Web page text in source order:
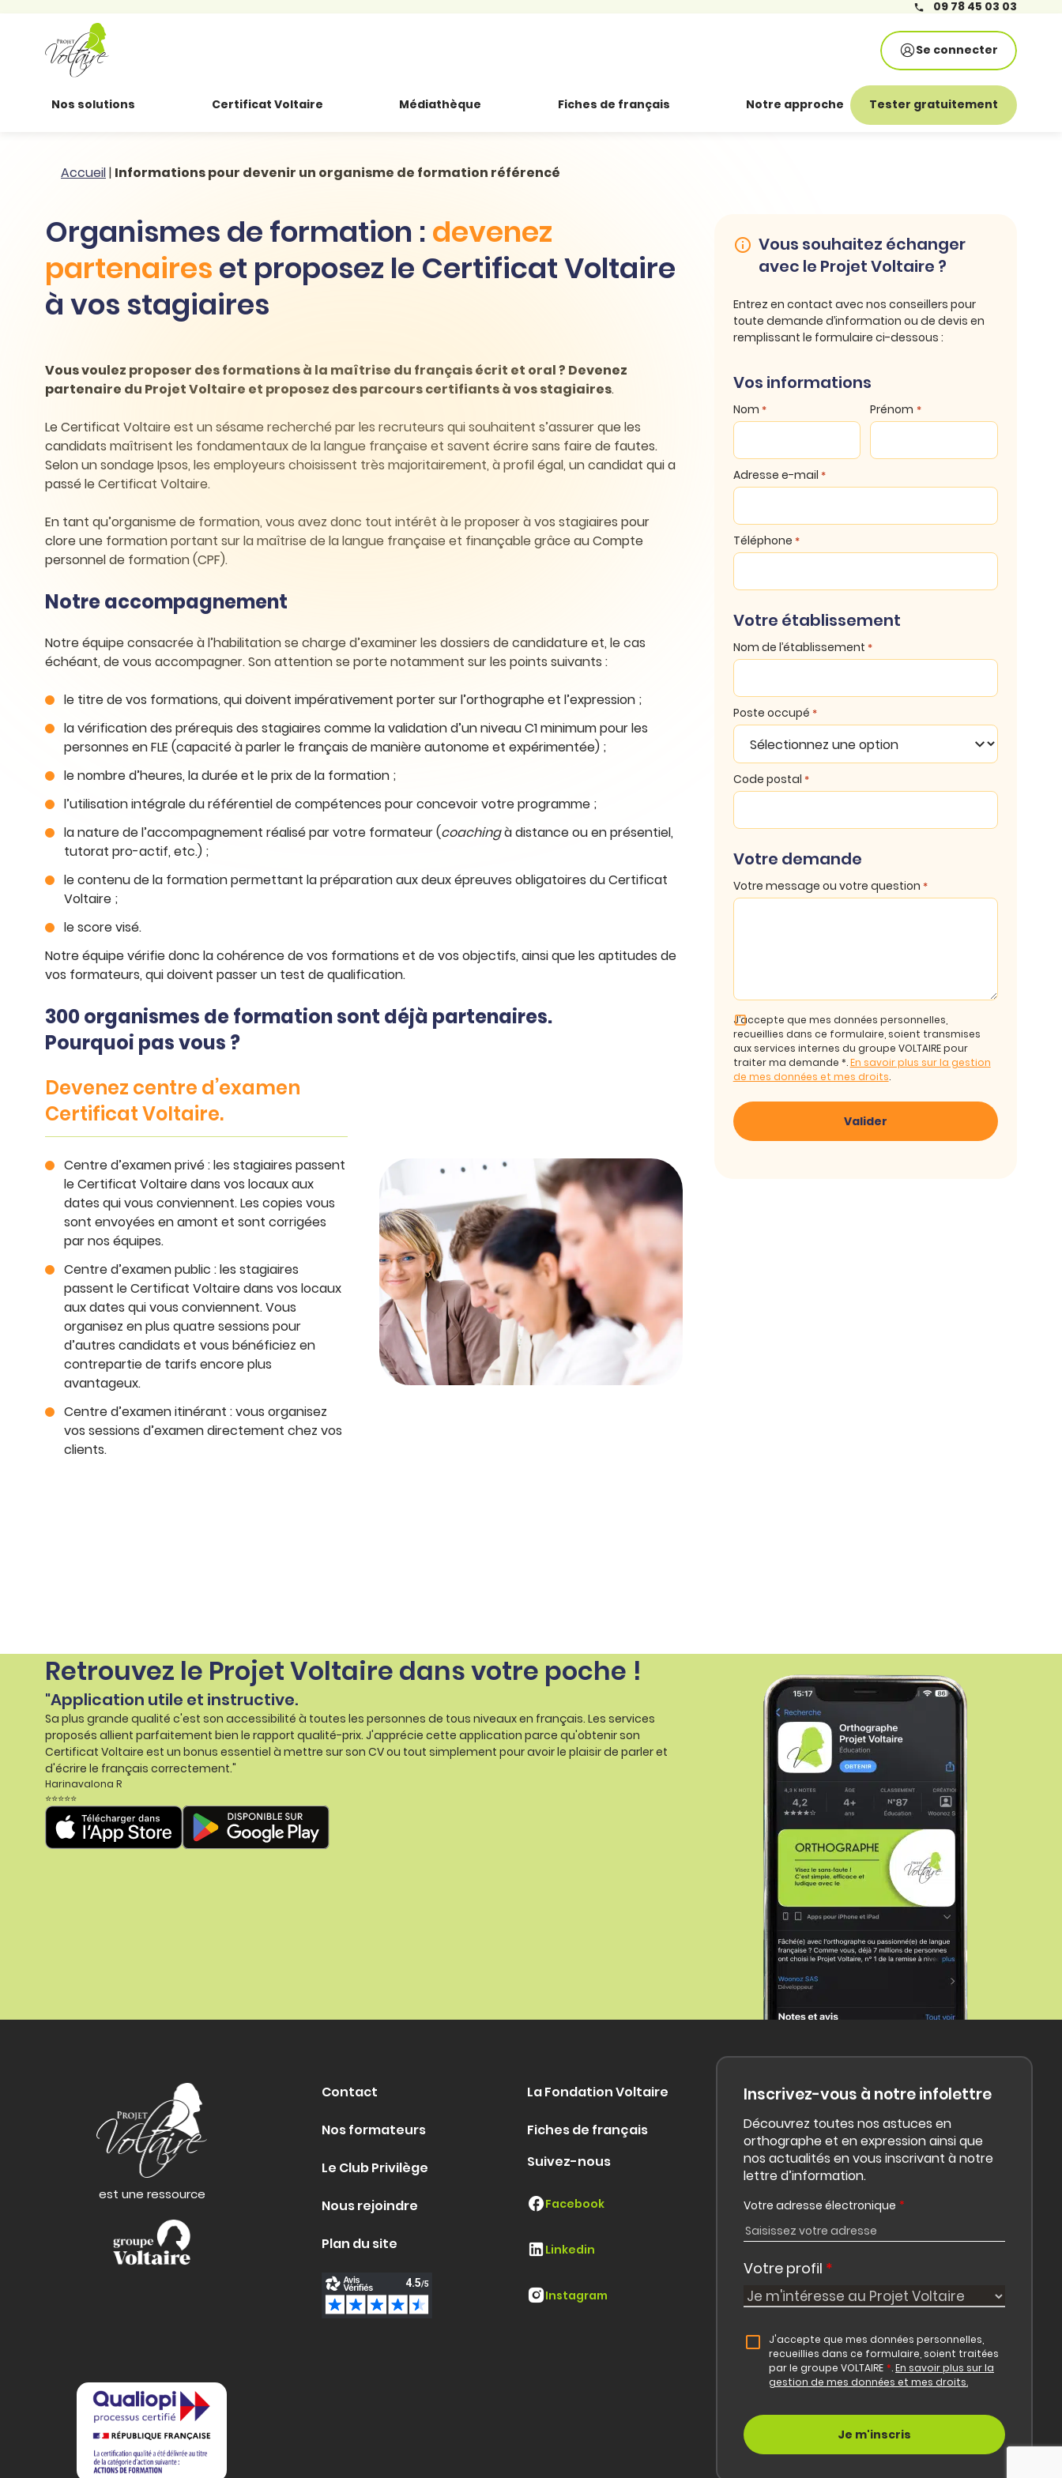
09 78 45 03 03
Se connecter
Nos solutions
Particuliers
Secteur public
Éducation
Organismes de
Certifier ses compétences
Évaluer le niveau de ses
Certificat Voltaire Médiathèque
Toutes nos
Améliorer son
français
professionnel
Animer une classe
Accompagner ses
salariés
française
Découvrir nos
ouvrages
Témoignages
Fiches de français
Conjugaison
Règle
d’orthographe
Syntaxe
Notre approche Tester gratuitement
Accueil| Informations pour devenir un organisme de formation référencé
Organismes de formation :devenez
partenaireset proposez le Certificat Voltaire
à vos stagiaires
Vous voulez proposer des formations à la maîtrise du français écrit et oral ? Devenez
partenaire du Projet Voltaire et proposez des parcours certifiants à vos stagiaires.
Le Certificat Voltaire est un sésame recherché par les recruteurs qui souhaitent s’assurer que les
candidats maîtrisent les fondamentaux de la langue française et savent écrire sans faire de fautes.
Selon un sondage Ipsos, les employeurs choisissent très majoritairement, à profil égal, un candidat qui a
passé le Certificat Voltaire.
En tant qu’organisme de formation, vous avez donc tout intérêt à le proposer à vos stagiaires pour
clore une formation portant sur la maîtrise de la langue française et finançable grâce au Compte
personnel de formation (CPF).
Notre accompagnement
Notre équipe consacrée à l’habilitation se charge d’examiner les dossiers de candidature et, le cas
échéant, de vous accompagner. Son attention se porte notamment sur les points suivants :
le titre de vos formations, qui doivent impérativement porter sur l’orthographe et l’expression ;
la vérification des prérequis des stagiaires comme la validation d’un niveau C1 minimum pour les
personnes en FLE (capacité à parler le français de manière autonome et expérimentée) ;
le nombre d’heures, la durée et le prix de la formation ;
l’utilisation intégrale du référentiel de compétences pour concevoir votre programme ;
la nature de l’accompagnement réalisé par votre formateur (coachingà distance ou en présentiel,
tutorat pro-actif, etc.) ;
le contenu de la formation permettant la préparation aux deux épreuves obligatoires du Certificat
Voltaire ;
le score visé.
Notre équipe vérifie donc la cohérence de vos formations et de vos objectifs, ainsi que les aptitudes de
vos formateurs, qui doivent passer un test de qualification.
300 organismes de formation sont déjà partenaires.
Pourquoi pas vous ?
Devenez centre d’examen
Certificat Voltaire.
Centre d’examen privé : les stagiaires passent
le Certificat Voltaire dans vos locaux aux
dates qui vous conviennent. Les copies vous
sont envoyées en amont et sont corrigées
par nos équipes.
Centre d’examen public : les stagiaires
passent le Certificat Voltaire dans vos locaux
aux dates qui vous conviennent. Vous
organisez en plus quatre sessions pour
d’autres candidats et vous bénéficiez en
contrepartie de tarifs encore plus
avantageux.
Centre d’examen itinérant : vous organisez
vos sessions d’examen directement chez vos
clients.
Vous souhaitez échanger
avec le Projet Voltaire ?
Entrez en contact avec nos conseillers pour
toute demande d’information ou de devis en
remplissant le formulaire ci-dessous :
Vos informations
Nom * Prénom *
Adresse e-mail *
Téléphone *
Votre établissement
Nom de l’établissement *
Poste occupé *
Code postal *
Votre demande
Votre message ou votre question *
J’accepte que mes données personnelles,
recueillies dans ce formulaire, soient transmises
aux services internes du groupe VOLTAIRE pour
traiter ma demande *.En savoir plus sur la gestion
de mes données et mes droits.
Retrouvez le Projet Voltaire dans votre poche !
"Application utile et instructive.
Sa plus grande qualité c'est son accessibilité à toutes les personnes de tous niveaux en français. Les services
proposés allient parfaitement bien le rapport qualité-prix. J'apprécie cette application parce qu'obtenir son
Certificat Voltaire est un bonus essentiel à mettre sur son CV ou tout simplement pour avoir le plaisir de parler et
d'écrire le français correctement."
Harinavalona R
⭐⭐⭐⭐⭐
est une ressource
Inscrivez-vous à notre infolettre
Découvrez toutes nos astuces en
orthographe et en expression ainsi que
nos actualités en vous inscrivant à notre
lettre d’information.
Votre adresse électronique *
Votre profil *
J'accepte que mes données personnelles,
recueillies dans ce formulaire, soient traitées
par le groupe VOLTAIRE *.En savoir plus sur la
gestion de mes données et mes droits.
Contact
Nos formateurs
Le Club Privilège
Nous rejoindre
Plan du site
La Fondation Voltaire
Fiches de français
Suivez-nous
Facebook
Linkedin
Instagram